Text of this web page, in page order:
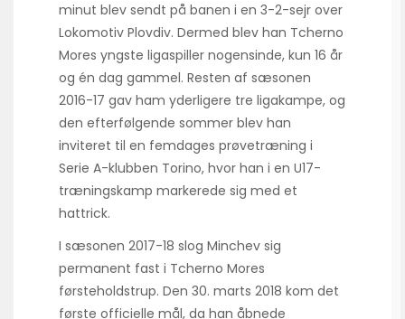
minut blev sendt på banen i en 3-2-sejr over
Lokomotiv Plovdiv. Dermed blev han Tcherno
Mores yngste ligaspiller nogensinde, kun 16 år
og én dag gammel. Resten af sæsonen
2016-17 gav ham yderligere tre ligakampe, og
den efterfølgende sommer blev han
inviteret til en femdages prøvetræning i
Serie A-klubben Torino, hvor han i en U17-
træningskamp markerede sig med et
hattrick.
I sæsonen 2017-18 slog Minchev sig
permanent fast i Tcherno Mores
førsteholdstrup. Den 30. marts 2018 kom det
første officielle mål, da han åbnede